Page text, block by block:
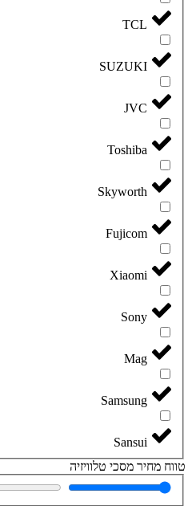
TCL
SUZUKI
JVC
Toshiba
Skyworth
Fujicom
Xiaomi
Sony
Mag
Samsung
Sansui
טווח מחיר מסכי טלוויזיה